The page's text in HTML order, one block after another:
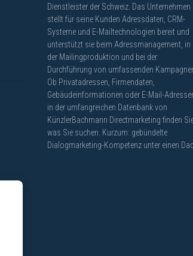
Dienstleister der Schweiz. Das Unternehmen
stellt für seine Kunden Adressdaten, CRM-
Systeme und E-Mailtechnologien bereit und
unterstützt sie beim Adressmanagement, in
der Mailingproduktion und bei der
Durchführung von umfassenden
Ob Privatadressen, Firmendaten,
Gebäudeinformationen oder E-Mail-
in der umfangreichen Datenbank von
KünzlerBachmann Directmarketing finden
was Sie suchen. Kurzum: gebündelte
Dialogmarketing-Kompetenz unter einen